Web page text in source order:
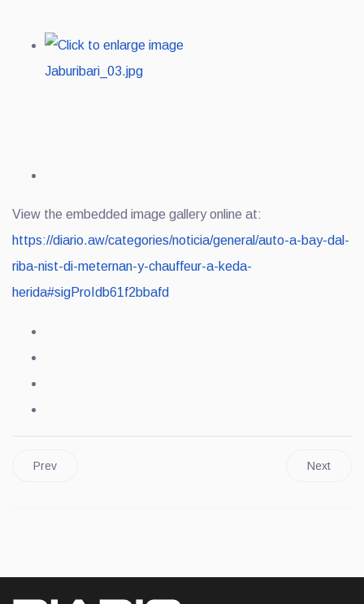
View the embedded image gallery online at:
https://diario.aw/categories/noticia/general/auto-a-bay-dal-
riba-nist-di-meternan-y-chauffeur-a-keda-
herida#sigProIdb61f2bbafd
Prev Next